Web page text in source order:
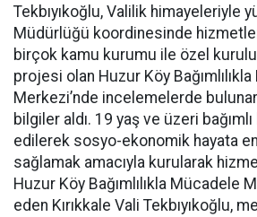
Tekbıyıkoğlu, Valilik himayeleriyle
Müdürlüğü koordinesinde
birçok kamu kurumu ile özel
projesi olan Huzur Köy
Merkezi’nde incelemelerde
bilgiler aldı. 19 yaş ve üzeri
edilerek sosyo-ekonomik hayata
sağlamak amacıyla kurularak
Huzur Köy Bağımlılıkla Mücadele
eden Kırıkkale Vali Tekbıyıkoğlu,